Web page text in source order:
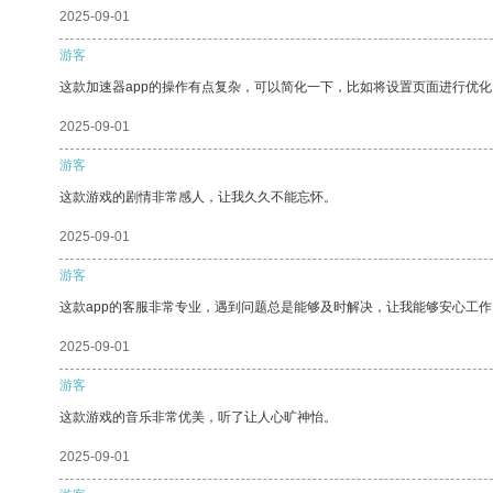
2025-09-01
游客
这款加速器app的操作有点复杂，可以简化一下，比如将设置页面进行优
2025-09-01
游客
这款游戏的剧情非常感人，让我久久不能忘怀。
2025-09-01
游客
这款app的客服非常专业，遇到问题总是能够及时解决，让我能够安心工
2025-09-01
游客
这款游戏的音乐非常优美，听了让人心旷神怡。
2025-09-01